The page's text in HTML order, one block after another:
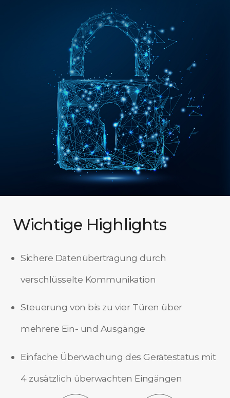
Wichtige Highlights
Sichere Datenübertragung durch
verschlüsselte Kommunikation
Steuerung von bis zu vier Türen über
mehrere Ein- und Ausgänge
Einfache Überwachung des Gerätestatus mit
4 zusätzlich überwachten Eingängen